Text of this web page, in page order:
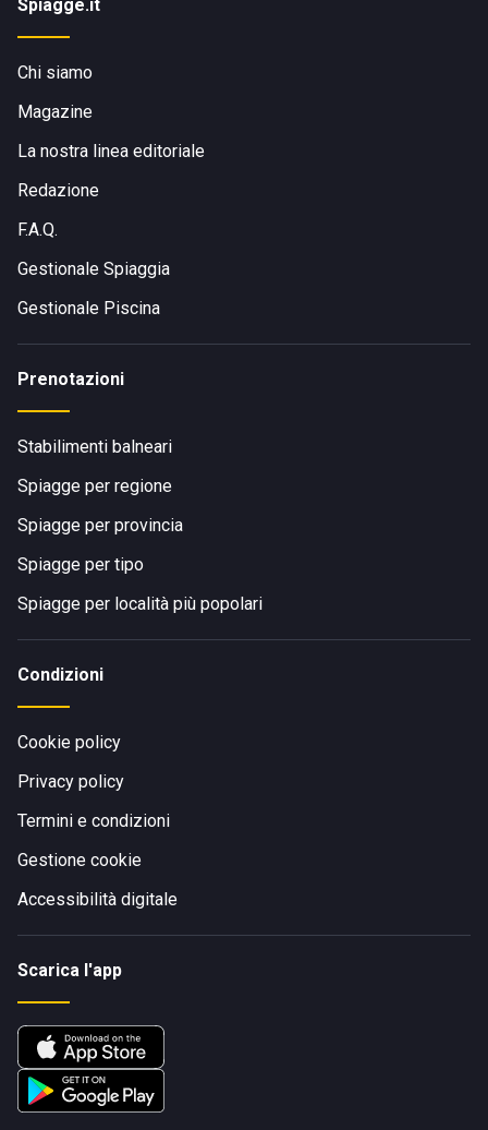
Spiagge.it
Chi siamo
Magazine
La nostra linea editoriale
Redazione
F.A.Q.
Gestionale Spiaggia
Gestionale Piscina
Prenotazioni
Stabilimenti balneari
Spiagge per regione
Spiagge per provincia
Spiagge per tipo
Spiagge per località più popolari
Condizioni
Cookie policy
Privacy policy
Termini e condizioni
Gestione cookie
Accessibilità digitale
Scarica l'app